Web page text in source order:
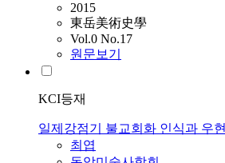
2015
東岳美術史學
Vol.0 No.17
원문보기
KCI등재
일제강점기 불교회화 인식과 우
최엽